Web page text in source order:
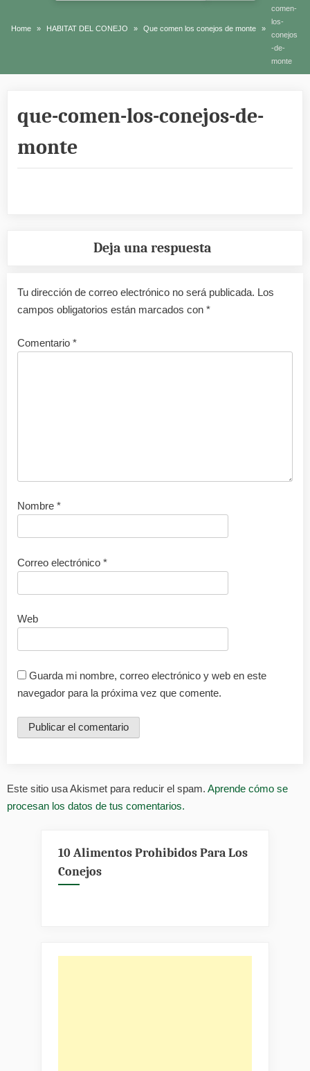
Home HABITAT DEL CONEJO Que comen los conejos de monte
comen-
los-
conejos
-de-
monte
que-comen-los-conejos-de-
monte
Deja una respuesta
Tu dirección de correo electrónico no será publicada. Los
campos obligatorios están marcados con *
Comentario *
Nombre *
Correo electrónico *
Web
Guarda mi nombre, correo electrónico y web en este
navegador para la próxima vez que comente.
Este sitio usa Akismet para reducir el spam. Aprende cómo se
procesan los datos de tus comentarios.
10 Alimentos Prohibidos Para Los
Conejos